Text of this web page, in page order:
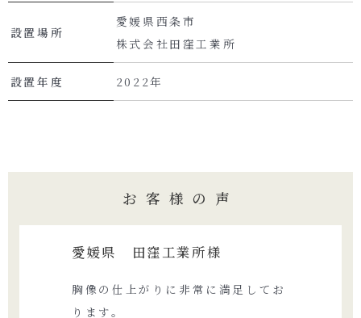
設置場所
愛媛県西条市
株式会社田窪工業所
設置年度 2022年
お客様の声
愛媛県 田窪工業所様
胸像の仕上がりに非常に満足してお
ります。